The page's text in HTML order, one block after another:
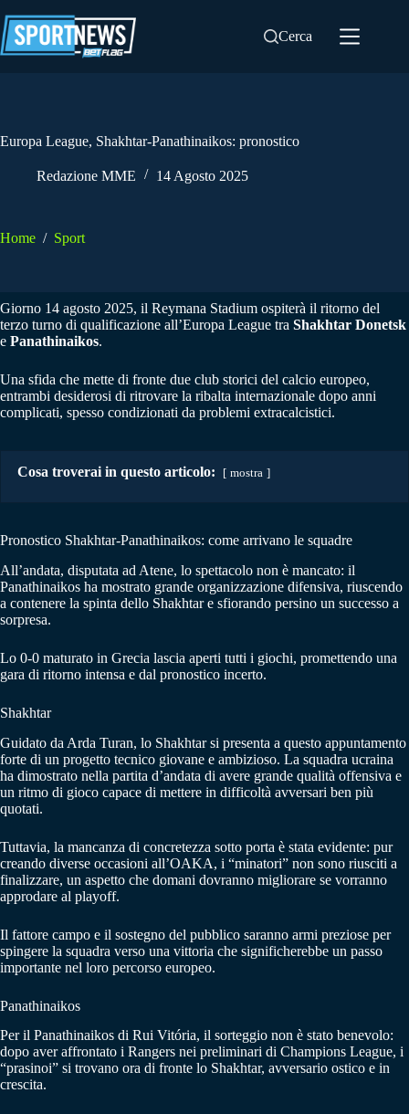
al
contenuto
Cerca
Europa League, Shakhtar-Panathinaikos: pronostico
Redazione MME 14 Agosto 2025
Home / Sport
Giorno 14 agosto 2025, il Reymana Stadium ospiterà il ritorno del
terzo turno di qualificazione all’Europa League tra Shakhtar Donetsk
e Panathinaikos.
Una sfida che mette di fronte due club storici del calcio europeo,
entrambi desiderosi di ritrovare la ribalta internazionale dopo anni
complicati, spesso condizionati da problemi extracalcistici.
Cosa troverai in questo articolo: mostra
Pronostico Shakhtar-Panathinaikos: come arrivano le squadre
All’andata, disputata ad Atene, lo spettacolo non è mancato: il
Panathinaikos ha mostrato grande organizzazione difensiva, riuscendo
a contenere la spinta dello Shakhtar e sfiorando persino un successo a
sorpresa.
Lo 0-0 maturato in Grecia lascia aperti tutti i giochi, promettendo una
gara di ritorno intensa e dal pronostico incerto.
Shakhtar
Guidato da Arda Turan, lo Shakhtar si presenta a questo appuntamento
forte di un progetto tecnico giovane e ambizioso. La squadra ucraina
ha dimostrato nella partita d’andata di avere grande qualità offensiva e
un ritmo di gioco capace di mettere in difficoltà avversari ben più
quotati.
Tuttavia, la mancanza di concretezza sotto porta è stata evidente: pur
creando diverse occasioni all’OAKA, i “minatori” non sono riusciti a
finalizzare, un aspetto che domani dovranno migliorare se vorranno
approdare al playoff.
Il fattore campo e il sostegno del pubblico saranno armi preziose per
spingere la squadra verso una vittoria che significherebbe un passo
importante nel loro percorso europeo.
Panathinaikos
Per il Panathinaikos di Rui Vitória, il sorteggio non è stato benevolo:
dopo aver affrontato i Rangers nei preliminari di Champions League, i
“prasinoi” si trovano ora di fronte lo Shakhtar, avversario ostico e in
crescita.